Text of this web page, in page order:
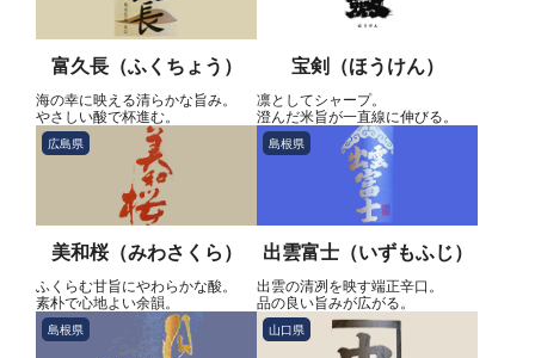
富久長（ふくちょう）
海の幸に映える清らかな旨み。
やさしい酸で杯進む。
宝剣（ほうけん）
凛としてシャープ。
澄んだ米旨が一直線に伸びる。
広島県
美和桜（みわさくら）
ふくらむ甘旨にやわらかな酸。
素朴で心地よい余韻。
島根県
出雲富士（いずもふじ）
出雲の清冽を映す端正辛口。
品の良い旨みが広がる。
島根県 山口県